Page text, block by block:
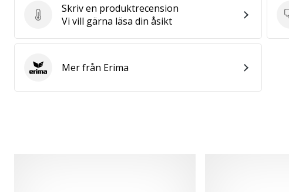
Skriv en produktrecension
Skriv en produktrecension
Vi vill gärna läsa din åsikt
ErimaMer från Erima